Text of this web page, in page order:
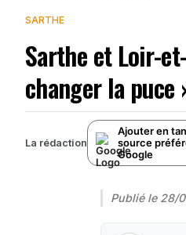
SARTHE
Sarthe et Loir-
changer la puce
La rédaction
Ajouter en
source
Google
Publié le 28/